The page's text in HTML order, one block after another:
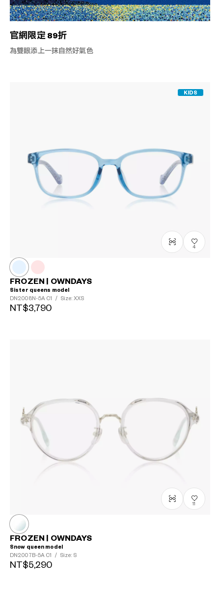
官網限定 89折
為雙眼添上一抹自然好氣色
KIDS
4
FROZEN | OWNDAYS
Sister queens model
DN2008N-5A C1 / Size: XXS
NT$3,790
11
FROZEN | OWNDAYS
Snow queen model
DN2007B-5A C1 / Size: S
NT$5,290